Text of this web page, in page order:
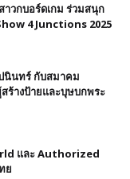
วกบอร์ดเกม ร่วมสนุก
4 Junctions 2025
นินทร์ กับสมาคม
ร้างป้ายและบุษบกพระ
และ Authorized
ย